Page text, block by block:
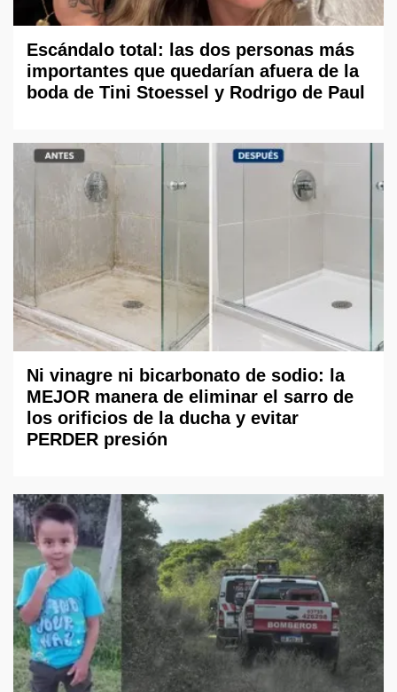
Escándalo total: las dos personas más
importantes que quedarían afuera de la
boda de Tini Stoessel y Rodrigo de Paul
Ni vinagre ni bicarbonato de sodio: la
MEJOR manera de eliminar el sarro de
los orificios de la ducha y evitar
PERDER presión